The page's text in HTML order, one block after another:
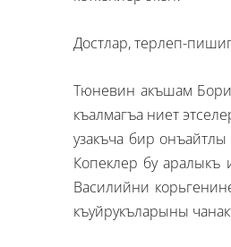
Достлар, терлеп-
Тюневин акъшам
къалмагъа ниет
узакъча бир
Копеклер бу
Василийни
къуйрукъларыны